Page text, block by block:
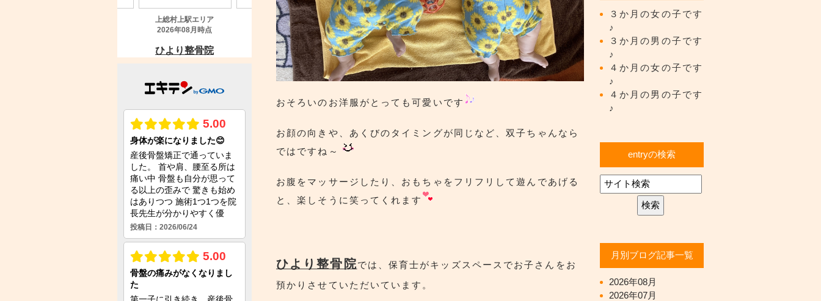
おそろいのお洋服がとっても可愛いです
お顔の向きや、あくびのタイミングが同じなど、双子ちゃんなら
ではですね～
お腹をマッサージしたり、おもちゃをフリフリして遊んであげる
と、楽しそうに笑ってくれます
ひより整骨院では、保育士がキッズスペースでお子さんをお
預かりさせていただいています。
３か月の女の子です
♪
３か月の男の子です
♪
４か月の女の子です
♪
４か月の男の子です
♪
entryの検索
月別ブログ記事一覧
2026年08月
2026年07月